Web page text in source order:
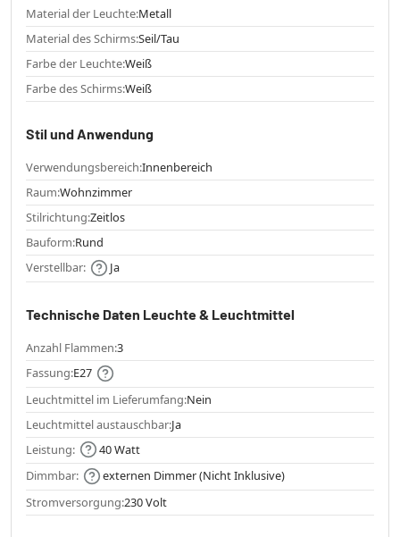
Material der Leuchte:Metall
Material des Schirms:Seil/Tau
Farbe der Leuchte:Weiß
Farbe des Schirms:Weiß
Stil und Anwendung
Verwendungsbereich:Innenbereich
Raum:Wohnzimmer
Stilrichtung:Zeitlos
Bauform:Rund
Verstellbar:
Ja
Technische Daten Leuchte & Leuchtmittel
Anzahl Flammen:3
Fassung:E27
Leuchtmittel im Lieferumfang:Nein
Leuchtmittel austauschbar:Ja
Leistung:
40 Watt
Dimmbar:
externen Dimmer (Nicht Inklusive)
Stromversorgung:230 Volt